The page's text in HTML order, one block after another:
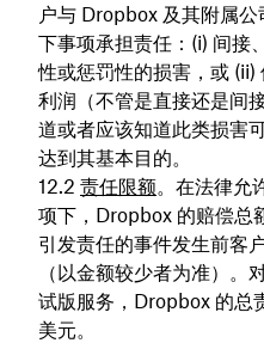
户与 Dropbox 及其附属
下事项承担责任：(i) 间接
性或惩罚性的损害，或
利润（不管是直接还是间
道或者应该知道此类损害
达到其基本目的。
责任限额。在法律允
项下，Dropbox 的赔偿总
引发责任的事件发生前客
（以金额较少者为准）。
试版服务，Dropbox 的总
美元。